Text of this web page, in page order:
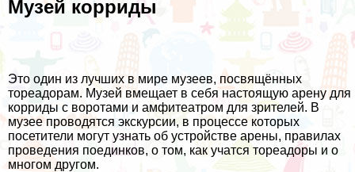
Музей корриды
Это один из лучших в мире музеев, посвящённых
тореадорам. Музей вмещает в себя настоящую арену для
корриды с воротами и амфитеатром для зрителей. В
музее проводятся экскурсии, в процессе которых
посетители могут узнать об устройстве арены, правилах
проведения поединков, о том, как учатся тореадоры и о
многом другом.